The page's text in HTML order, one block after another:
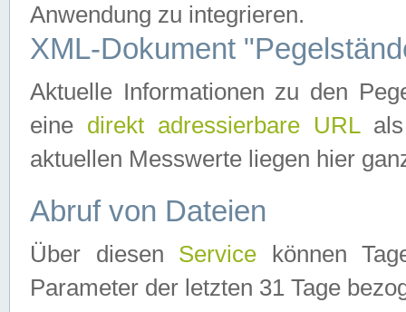
Anwendung zu integrieren.
XML-Dokument
Aktuelle Informationen zu den
eine direkt adressierbare URLals
aktuellen Messwerte liegen hier
Abruf von Dateien
Über diesen Service können
Parameter der letzten 31 Tage